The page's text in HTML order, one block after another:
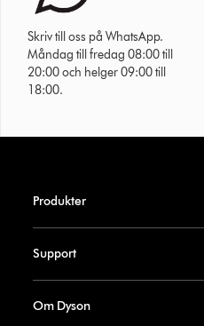
Skriv till oss på WhatsApp.
Måndag till fredag 08:00 till
20:00 och helger 09:00 till
18:00.
Produkter
Support
Om Dyson